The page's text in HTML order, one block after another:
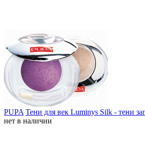
PUPA Тени для век Luminys Silk - тени
нет в наличии